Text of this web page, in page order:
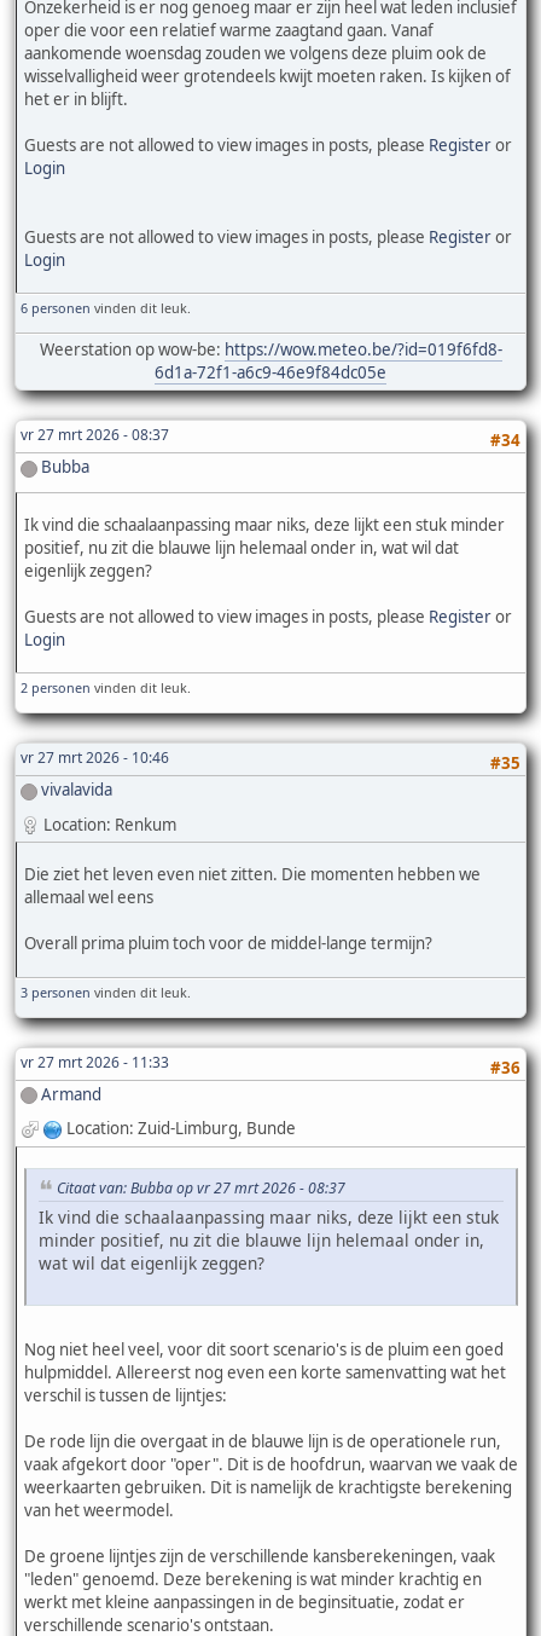
Onzekerheid is er nog genoeg maar er zijn heel wat leden inclusief
oper die voor een relatief warme zaagtand gaan. Vanaf
aankomende woensdag zouden we volgens deze pluim ook de
wisselvalligheid weer grotendeels kwijt moeten raken. Is kijken of
het er in blijft.
Guests are not allowed to view images in posts, please Registeror
Login
Guests are not allowed to view images in posts, please Registeror
Login
6 personen vinden dit leuk.
Weerstation op wow-be: https://wow.meteo.be/?id=019f6fd8-
6d1a-72f1-a6c9-46e9f84dc05e
vr 27 mrt 2026 - 08:37
#34
Bubba
Ik vind die schaalaanpassing maar niks, deze lijkt een stuk minder
positief, nu zit die blauwe lijn helemaal onder in, wat wil dat
eigenlijk zeggen?
Guests are not allowed to view images in posts, please Registeror
Login
2 personen vinden dit leuk.
vr 27 mrt 2026 - 10:46
#35
vivalavida
Location: Renkum
Die ziet het leven even niet zitten. Die momenten hebben we
allemaal wel eens
Overall prima pluim toch voor de middel-lange termijn?
3 personen vinden dit leuk.
vr 27 mrt 2026 - 11:33
#36
Armand
Location: Zuid-Limburg, Bunde
Citaat van: Bubba op vr 27 mrt 2026 - 08:37
Ik vind die schaalaanpassing maar niks, deze lijkt een stuk
minder positief, nu zit die blauwe lijn helemaal onder in,
wat wil dat eigenlijk zeggen?
Nog niet heel veel, voor dit soort scenario's is de pluim een goed
hulpmiddel. Allereerst nog even een korte samenvatting wat het
verschil is tussen de lijntjes:
De rode lijn die overgaat in de blauwe lijn is de operationele run,
vaak afgekort door "oper". Dit is de hoofdrun, waarvan we vaak de
weerkaarten gebruiken. Dit is namelijk de krachtigste berekening
van het weermodel.
De groene lijntjes zijn de verschillende kansberekeningen, vaak
"leden" genoemd. Deze berekening is wat minder krachtig en
werkt met kleine aanpassingen in de beginsituatie, zodat er
verschillende scenario's ontstaan.